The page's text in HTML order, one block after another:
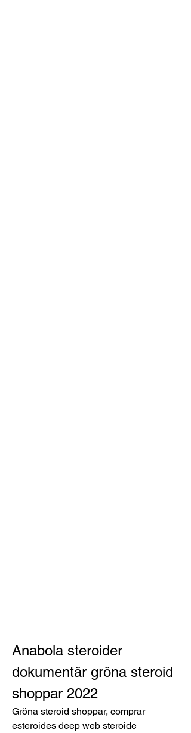
Anabola steroider
dokumentär gröna steroid
shoppar 2022
Gröna steroid shoppar, comprar
esteroides deep web steroide